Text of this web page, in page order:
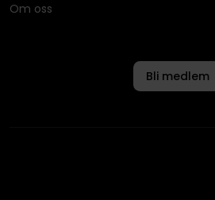
Om oss
Bli medlem